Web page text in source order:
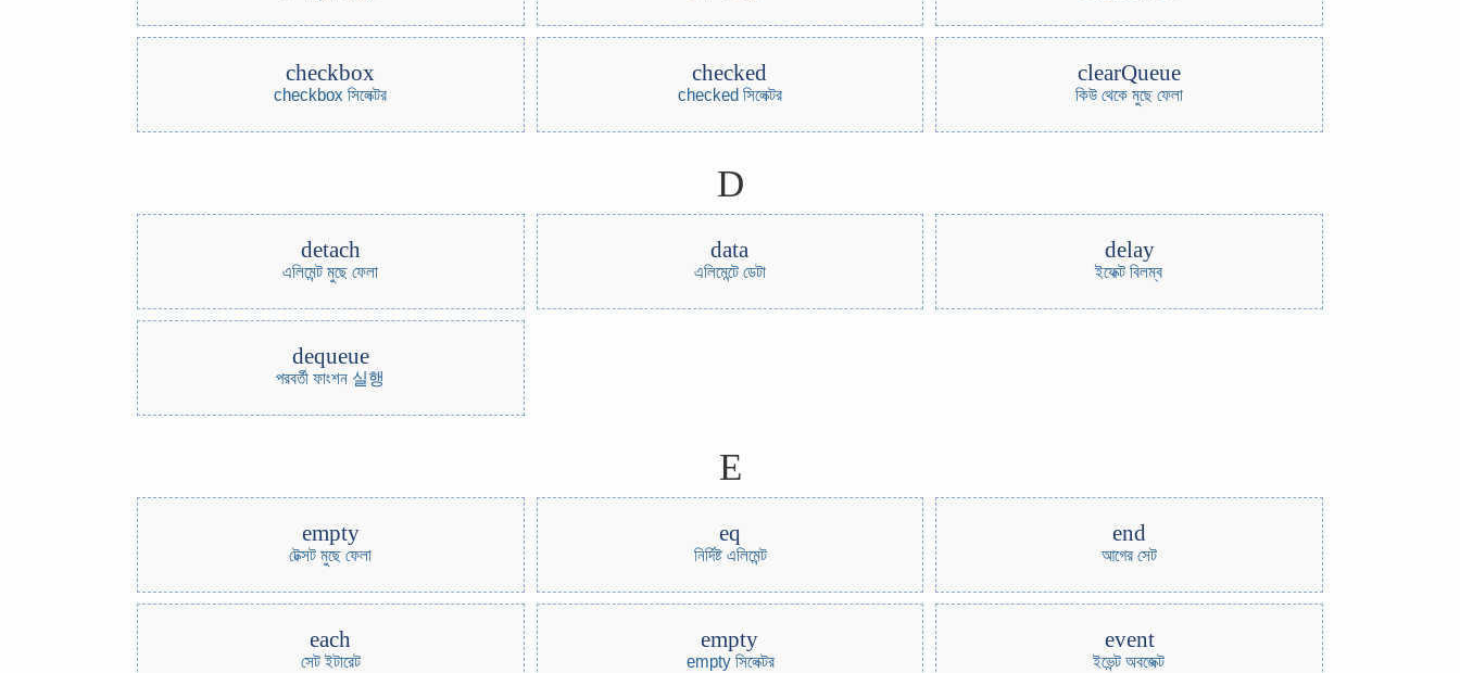
checkbox
checkbox সিলেক্টর
checked
checked সিলেক্টর
clearQueue
কিউ থেকে মুছে ফেলা
D
detach
এলিমেন্ট মুছে ফেলা
data
এলিমেন্টে ডেটা
delay
ইফেক্ট বিলম্ব
dequeue
পরবর্তী ফাংশন 실행
E
empty
টেক্সট মুছে ফেলা
eq
নির্দিষ্ট এলিমেন্ট
end
আগের সেট
each
সেট ইটারেট
empty
empty সিলেক্টর
event
ইভেন্ট অবজেক্ট